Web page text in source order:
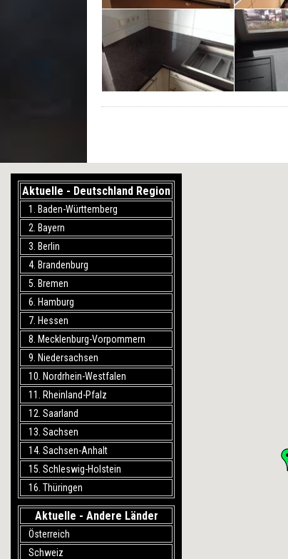
Aktuelle - Deutschland Region
1. Baden-Württemberg
2. Bayern
3. Berlin
4. Brandenburg
5. Bremen
6. Hamburg
7. Hessen
8. Mecklenburg-Vorpommern
9. Niedersachsen
10. Nordrhein-Westfalen
11. Rheinland-Pfalz
12. Saarland
13. Sachsen
14. Sachsen-Anhalt
15. Schleswig-Holstein
16. Thüringen
Aktuelle - Andere Länder
Österreich
Schweiz